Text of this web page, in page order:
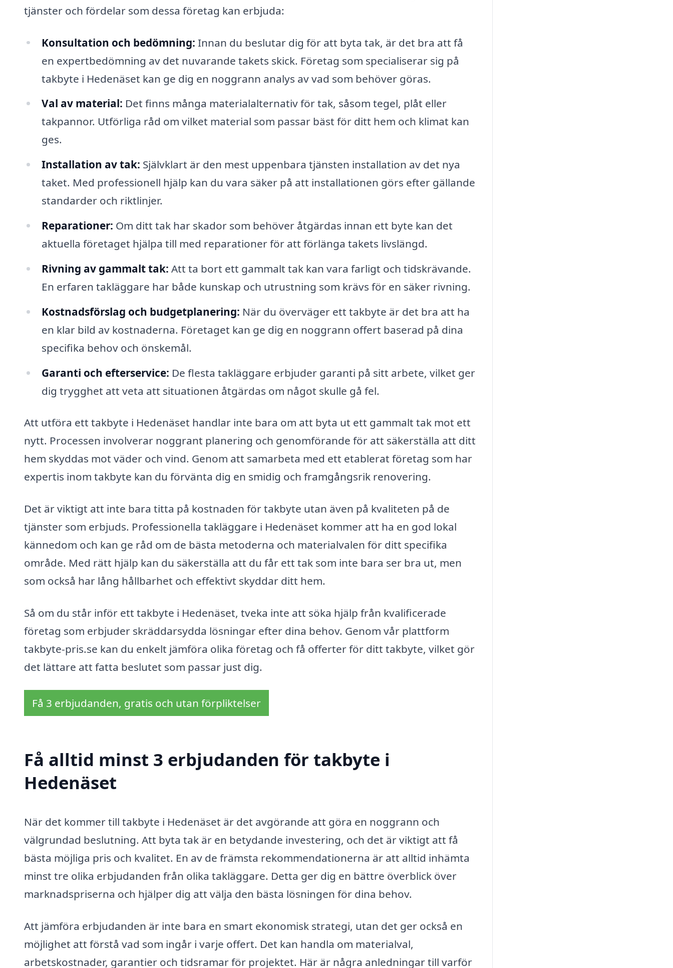
tjänster och fördelar som dessa företag kan erbjuda:
Konsultation och bedömning: Innan du beslutar dig för att byta tak, är det bra att få
en expertbedömning av det nuvarande takets skick. Företag som specialiserar sig på
takbyte i Hedenäset kan ge dig en noggrann analys av vad som behöver göras.
Val av material: Det finns många materialalternativ för tak, såsom tegel, plåt eller
takpannor. Utförliga råd om vilket material som passar bäst för ditt hem och klimat kan
ges.
Installation av tak: Självklart är den mest uppenbara tjänsten installation av det nya
taket. Med professionell hjälp kan du vara säker på att installationen görs efter gällande
standarder och riktlinjer.
Reparationer: Om ditt tak har skador som behöver åtgärdas innan ett byte kan det
aktuella företaget hjälpa till med reparationer för att förlänga takets livslängd.
Rivning av gammalt tak: Att ta bort ett gammalt tak kan vara farligt och tidskrävande.
En erfaren takläggare har både kunskap och utrustning som krävs för en säker rivning.
Kostnadsförslag och budgetplanering: När du överväger ett takbyte är det bra att ha
en klar bild av kostnaderna. Företaget kan ge dig en noggrann offert baserad på dina
specifika behov och önskemål.
Garanti och efterservice: De flesta takläggare erbjuder garanti på sitt arbete, vilket ger
dig trygghet att veta att situationen åtgärdas om något skulle gå fel.
Att utföra ett takbyte i Hedenäset handlar inte bara om att byta ut ett gammalt tak mot ett
nytt. Processen involverar noggrant planering och genomförande för att säkerställa att ditt
hem skyddas mot väder och vind. Genom att samarbeta med ett etablerat företag som har
expertis inom takbyte kan du förvänta dig en smidig och framgångsrik renovering.
Det är viktigt att inte bara titta på kostnaden för takbyte utan även på kvaliteten på de
tjänster som erbjuds. Professionella takläggare i Hedenäset kommer att ha en god lokal
kännedom och kan ge råd om de bästa metoderna och materialvalen för ditt specifika
område. Med rätt hjälp kan du säkerställa att du får ett tak som inte bara ser bra ut, men
som också har lång hållbarhet och effektivt skyddar ditt hem.
Så om du står inför ett takbyte i Hedenäset, tveka inte att söka hjälp från kvalificerade
företag som erbjuder skräddarsydda lösningar efter dina behov. Genom vår plattform
takbyte-pris.se kan du enkelt jämföra olika företag och få offerter för ditt takbyte, vilket gör
det lättare att fatta beslutet som passar just dig.
Få 3 erbjudanden, gratis och utan förpliktelser
Få alltid minst 3 erbjudanden för takbyte i
Hedenäset
När det kommer till takbyte i Hedenäset är det avgörande att göra en noggrann och
välgrundad beslutning. Att byta tak är en betydande investering, och det är viktigt att få
bästa möjliga pris och kvalitet. En av de främsta rekommendationerna är att alltid inhämta
minst tre olika erbjudanden från olika takläggare. Detta ger dig en bättre överblick över
marknadspriserna och hjälper dig att välja den bästa lösningen för dina behov.
Att jämföra erbjudanden är inte bara en smart ekonomisk strategi, utan det ger också en
möjlighet att förstå vad som ingår i varje offert. Det kan handla om materialval,
arbetskostnader, garantier och tidsramar för projektet. Här är några anledningar till varför